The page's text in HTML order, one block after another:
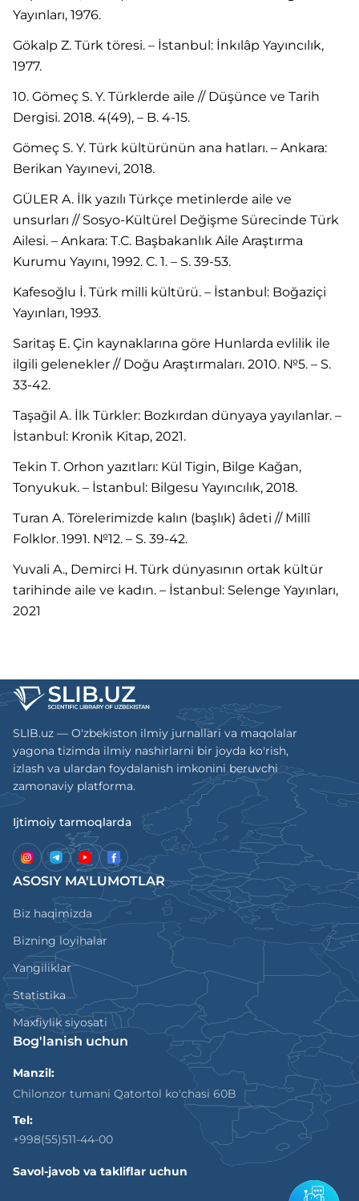
Yayınları, 1976.
Gökalp Z. Türk töresi. – İstanbul: İnkılâp Yayıncılık,
1977.
10. Gömeç S. Y. Türklerde aile // Düşünce ve Tarih
Dergisi. 2018. 4(49), – B. 4-15.
Gömeç S. Y. Türk kültürünün ana hatları. – Ankara:
Berikan Yayınevi, 2018.
GÜLER A. İlk yazılı Türkçe metinlerde aile ve
unsurları // Sosyo-Kültürel Değişme Sürecinde Türk
Ailesi. – Ankara: T.C. Başbakanlık Aile Araştırma
Kurumu Yayını, 1992. C. 1. – S. 39-53.
Kafesoğlu İ. Türk milli kültürü. – İstanbul: Boğaziçi
Yayınları, 1993.
Saritaş E. Çin kaynaklarına göre Hunlarda evlilik ile
ilgili gelenekler // Doğu Araştırmaları. 2010. №5. – S.
33-42.
Taşağil A. İlk Türkler: Bozkırdan dünyaya yayılanlar. –
İstanbul: Kronik Kitap, 2021.
Tekin T. Orhon yazıtları: Kül Tigin, Bilge Kağan,
Tonyukuk. – İstanbul: Bilgesu Yayıncılık, 2018.
Turan A. Törelerimizde kalın (başlık) âdeti // Millî
Folklor. 1991. №12. – S. 39-42.
Yuvali A., Demirci H. Türk dünyasının ortak kültür
tarihinde aile ve kadın. – İstanbul: Selenge Yayınları,
2021
SLIB.uz — O'zbekiston ilmiy jurnallari va maqolalar
yagona tizimda ilmiy nashirlarni bir joyda ko'rish,
izlash va ulardan foydalanish imkonini beruvchi
zamonaviy platforma.
Ijtimoiy tarmoqlarda
ASOSIY MA'LUMOTLAR
Biz haqimizda
Bizning loyihalar
Yangiliklar
Statistika
Maxfiylik siyosati
Bog'lanish uchun
Manzil:
Chilonzor tumani Qatortol ko'chasi 60B
Tel:
+998(55)511-44-00
Savol-javob va takliflar uchun